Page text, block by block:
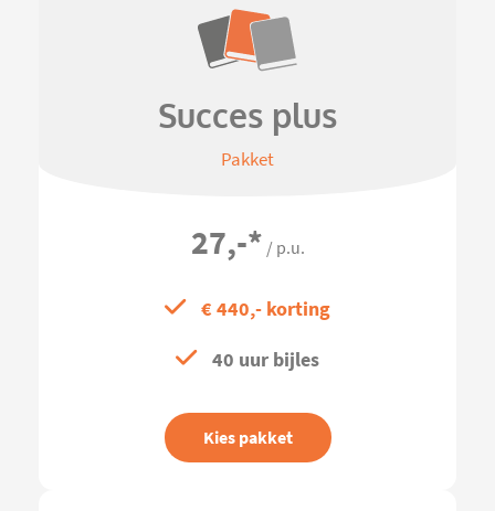
Succes plus
Pakket
27,-* / p.u.
€ 440,- korting
40 uur bijles
Kies pakket